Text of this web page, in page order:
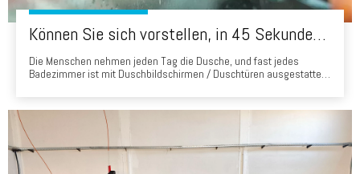
Können Sie sich vorstellen, in 45 Sekunden ein Badglas zu produzieren? Wasserstrahl -Schneidglaslösung
Die Menschen nehmen jeden Tag die Dusche, und fast jedes
Badezimmer ist mit Duschbildschirmen / Duschtüren ausgestattet,
Badezimmerbildschirm hergestellt wird. 1.MoSture-Proof Board Das
erste Material, das Ihnen vorgestellt wurde, ist das MO